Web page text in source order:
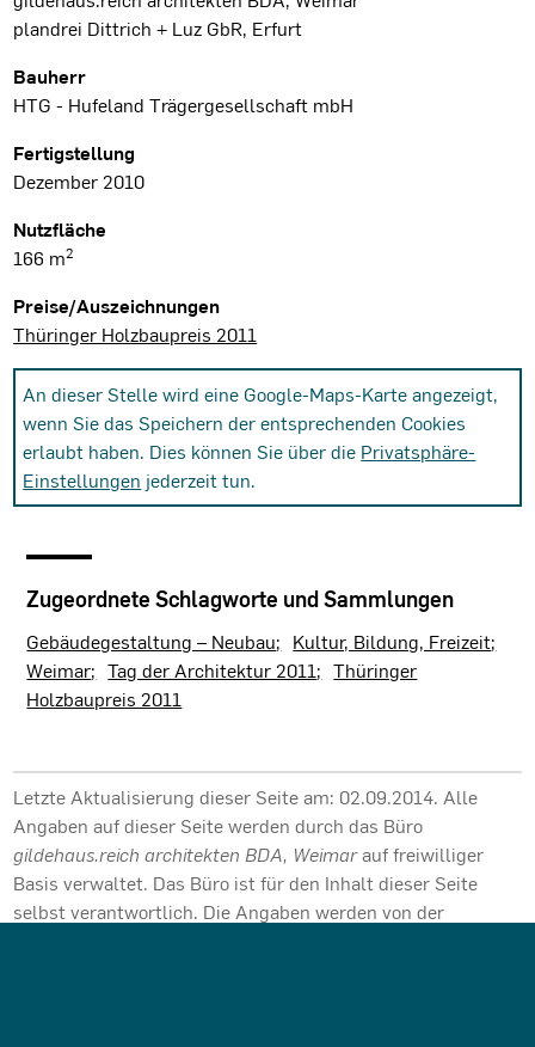
plandrei Dittrich + Luz GbR, Erfurt
Bauherr
HTG - Hufeland Trägergesellschaft mbH
Fertigstellung
Dezember 2010
Nutzfläche
166 m2
Preise/Auszeichnungen
Thüringer Holzbaupreis 2011
An dieser Stelle wird eine Google-Maps-Karte angezeigt,
wenn Sie das Speichern der entsprechenden Cookies
erlaubt haben. Dies können Sie über die Privatsphäre-
Einstellungen jederzeit tun.
Zugeordnete Schlagworte und Sammlungen
Gebäudegestaltung – Neubau
Kultur, Bildung, Freizeit
Weimar
Tag der Architektur 2011
Thüringer
Holzbaupreis 2011
Letzte Aktualisierung dieser Seite am: 02.09.2014. Alle
Angaben auf dieser Seite werden durch das Büro
gildehaus.reich architekten BDA, Weimarauf freiwilliger
Basis verwaltet. Das Büro ist für den Inhalt dieser Seite
selbst verantwortlich. Die Angaben werden von der